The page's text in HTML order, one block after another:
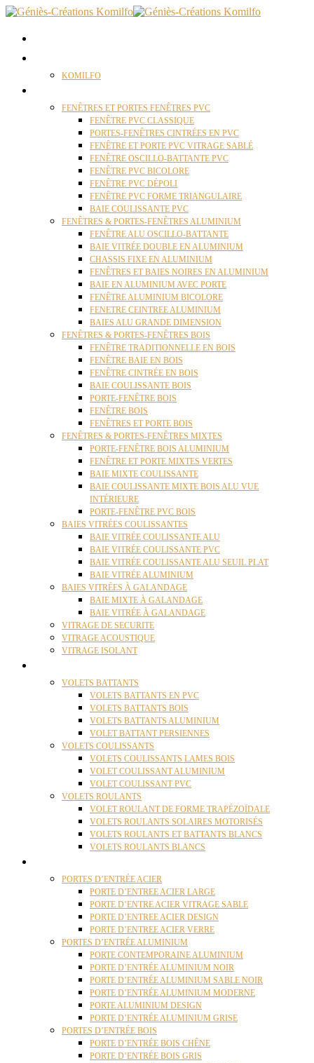
KOMILFO
FENÊTRES ET PORTES FENÊTRES PVC
FENÊTRE PVC CLASSIQUE
PORTES-FENÊTRES CINTRÉES EN PVC
FENÊTRE ET PORTE PVC VITRAGE SABLÉ
FENÊTRE OSCILLO-BATTANTE PVC
FENÊTRE PVC BICOLORE
FENÊTRE PVC DÉPOLI
FENÊTRE PVC FORME TRIANGULAIRE
BAIE COULISSANTE PVC
FENÊTRES & PORTES-FENÊTRES ALUMINIUM
FENÊTRE ALU OSCILLO-BATTANTE
BAIE VITRÉE DOUBLE EN ALUMINIUM
CHASSIS FIXE EN ALUMINIUM
FENÊTRES ET BAIES NOIRES EN ALUMINIUM
BAIE EN ALUMINIUM AVEC PORTE
FENÊTRE ALUMINIUM BICOLORE
FENETRE CEINTREE ALUMINIUM
BAIES ALU GRANDE DIMENSION
FENÊTRES & PORTES-FENÊTRES BOIS
FENÊTRE TRADITIONNELLE EN BOIS
FENÊTRE BAIE EN BOIS
FENÊTRE CINTRÉE EN BOIS
BAIE COULISSANTE BOIS
PORTE-FENÊTRE BOIS
FENÊTRE BOIS
FENÊTRES ET PORTE BOIS
FENÊTRES & PORTES-FENÊTRES MIXTES
PORTE-FENÊTRE BOIS ALUMINIUM
FENÊTRE ET PORTE MIXTES VERTES
BAIE MIXTE COULISSANTE
BAIE COULISSANTE MIXTE BOIS ALU VUE
INTÉRIEURE
PORTE-FENÊTRE PVC BOIS
BAIES VITRÉES COULISSANTES
BAIE VITRÉE COULISSANTE ALU
BAIE VITRÉE COULISSANTE PVC
BAIE VITRÉE COULISSANTE ALU SEUIL PLAT
BAIE VITRÉE ALUMINIUM
BAIES VITRÉES À GALANDAGE
BAIE MIXTE À GALANDAGE
BAIE VITRÉE À GALANDAGE
VITRAGE DE SECURITE
VITRAGE ACOUSTIQUE
VITRAGE ISOLANT
VOLETS BATTANTS
VOLETS BATTANTS EN PVC
VOLETS BATTANTS BOIS
VOLETS BATTANTS ALUMINIUM
VOLET BATTANT PERSIENNES
VOLETS COULISSANTS
VOLETS COULISSANTS LAMES BOIS
VOLET COULISSANT ALUMINIUM
VOLET COULISSANT PVC
VOLETS ROULANTS
VOLET ROULANT DE FORME TRAPÉZOÏDALE
VOLETS ROULANTS SOLAIRES MOTORISÉS
VOLETS ROULANTS ET BATTANTS BLANCS
VOLETS ROULANTS BLANCS
PORTES D’ENTRÉE ACIER
PORTE D’ENTREE ACIER LARGE
PORTE D’ENTRE ACIER VITRAGE SABLE
PORTE D’ENTREE ACIER DESIGN
PORTE D’ENTREE ACIER VERRE
PORTES D’ENTRÉE ALUMINIUM
PORTE CONTEMPORAINE ALUMINIUM
PORTE D’ENTRÉE ALUMINIUM NOIR
PORTE D’ENTRÉE ALUMINIUM SABLE NOIR
PORTE D’ENTRÉE ALUMINIUM MODERNE
PORTE ALUMINIUM DESIGN
PORTE D’ENTRÉE ALUMINIUM GRISE
PORTES D’ENTRÉE BOIS
PORTE D’ENTRÉE BOIS CHÊNE
PORTE D’ENTRÉE BOIS GRIS